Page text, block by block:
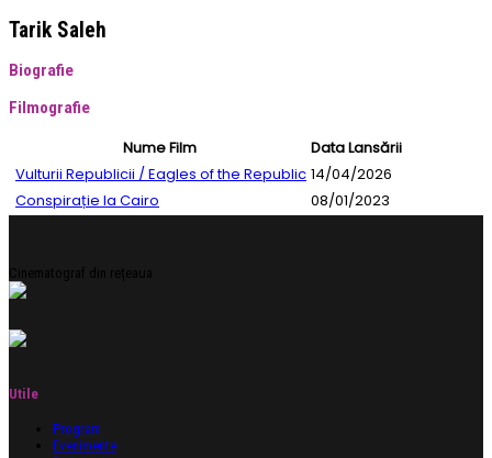
Tarik Saleh
Biografie
Filmografie
Nume Film
Data Lansării
Vulturii Republicii / Eagles of the Republic 14/04/2026
Conspirație la Cairo
08/01/2023
Cinematograf din rețeaua
Utile
Program
Evenimente